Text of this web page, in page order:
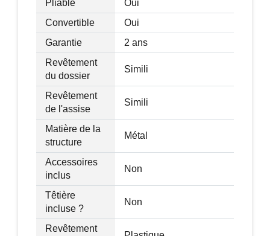
Inclinaison de 95° à 140°
Poids du fauteuil : 28,4 kg
Poids maximum de l'utilisateur : 110 kg
Pliable
Oui
Convertible
Oui
Garantie
2 ans
Revêtement
du dossier
Simili
Revêtement
de l'assise
Simili
Matière de la
structure
Métal
Accessoires
inclus
Non
Têtière
incluse ?
Non
Revêtement